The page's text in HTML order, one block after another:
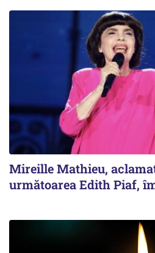
Mireille Mathieu,
următoarea Edith Piaf,